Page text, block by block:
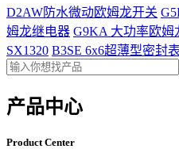
D2AW防水微动欧姆龙开关
姆龙继电器 G9KA 大功率欧姆
SX1320 B3SE 6x6超薄型密封
产品中心
Product Center